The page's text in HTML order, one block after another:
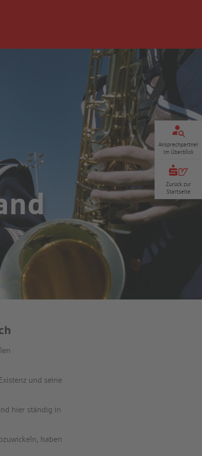
Ansprechpartner
im Überblick
Zurück zur
Startseite
und seine
hier ständig in
haben